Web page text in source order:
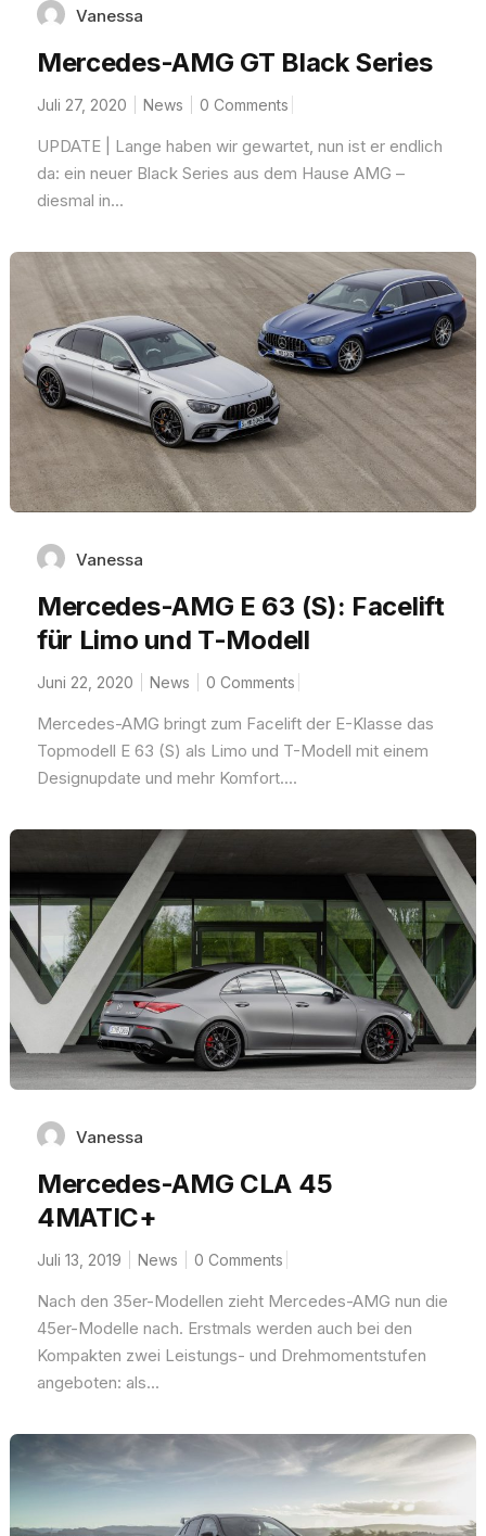
Vanessa
Mercedes-AMG GT Black Series
Juli 27, 2020 News 0 Comments
UPDATE | Lange haben wir gewartet, nun ist er endlich
da: ein neuer Black Series aus dem Hause AMG –
diesmal in...
Vanessa
Mercedes-AMG E 63 (S): Facelift
für Limo und T-Modell
Juni 22, 2020 News 0 Comments
Mercedes-AMG bringt zum Facelift der E-Klasse das
Topmodell E 63 (S) als Limo und T-Modell mit einem
Designupdate und mehr Komfort....
Vanessa
Mercedes-AMG CLA 45
4MATIC+
Juli 13, 2019 News 0 Comments
Nach den 35er-Modellen zieht Mercedes-AMG nun die
45er-Modelle nach. Erstmals werden auch bei den
Kompakten zwei Leistungs- und Drehmomentstufen
angeboten: als...